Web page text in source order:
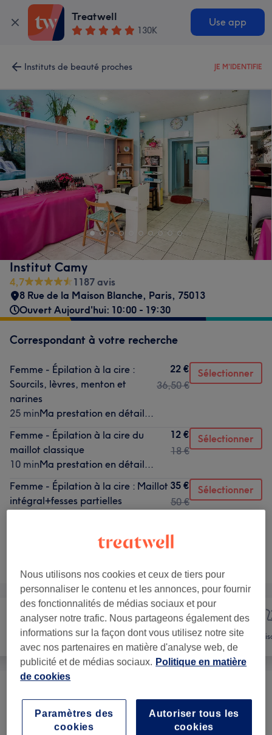
Treatwell
130K
Use app
Instituts de beauté proches JE M'IDENTIFIE
Institut Camy
4,7
1187 avis
8 Rue de la Maison Blanche, Paris, 75013
Ouvert Aujourd'hui: 10:00 - 19:30
Correspondant à votre recherche
Femme - Épilation à la cire :
Sourcils, lèvres, menton et
narines
25 minMa prestation en détail...
22 €
36,50 €
Sélectionner
Femme - Épilation à la cire du
maillot classique
10 minMa prestation en détail...
12 €
18 €
Sélectionner
Femme - Épilation à la cire : Maillot
intégral+fesses partielles
35 €
50 €
Sélectionner
Ce n'est pas ce que vous recherchiez ?
Manucure et
Beauté des pieds
Épilation
Femme - Épilation À La Cire à partir de 20 €
Nous utilisons nos cookies et ceux de tiers pour
personnaliser le contenu et les annonces, pour fournir
des fonctionnalités de médias sociaux et pour
analyser notre trafic. Nous partageons également des
informations sur la façon dont vous utilisez notre site
avec nos partenaires en matière d'analyse web, de
publicité et de médias sociaux. Politique en matière
de cookies
Autoriser tous les
cookies
Paramètres des
cookies